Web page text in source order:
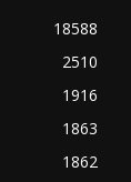
18588
2510
1916
1863
1862